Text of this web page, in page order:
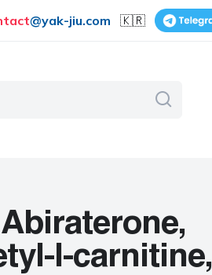
@yak-jiu.com 🇰🇷
l-carnitine,